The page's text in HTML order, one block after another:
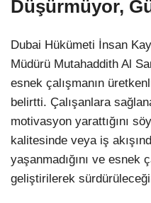
Düşürmüyor,
Dubai Hükümeti İnsan
Müdürü Mutahaddith Al
esnek çalışmanın
belirtti. Çalışanlara
motivasyon yarattığını
kalitesinde veya iş
yaşanmadığını ve esnek
geliştirilerek